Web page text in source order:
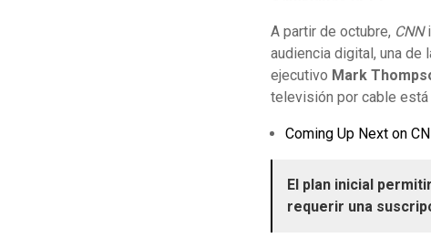
A partir de octubre, CNN
audiencia digital, una de
ejecutivo Mark
televisión por cable
Coming Up Next on
El plan inicial
requerir una